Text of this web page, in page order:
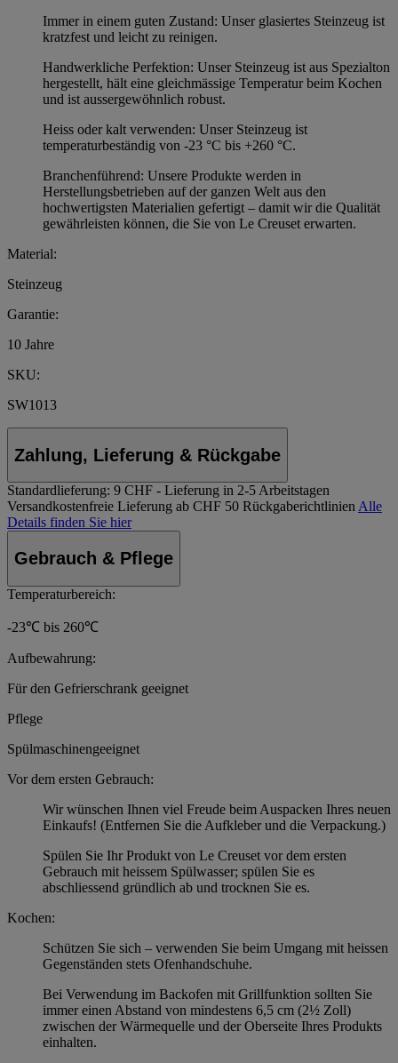
Immer in einem guten Zustand: Unser glasiertes Steinzeug ist
kratzfest und leicht zu reinigen.
Handwerkliche Perfektion: Unser Steinzeug ist aus Spezialton
hergestellt, hält eine gleichmässige Temperatur beim Kochen
und ist aussergewöhnlich robust.
Heiss oder kalt verwenden: Unser Steinzeug ist
temperaturbeständig von -23 °C bis +260 °C.
Branchenführend: Unsere Produkte werden in
Herstellungsbetrieben auf der ganzen Welt aus den
hochwertigsten Materialien gefertigt – damit wir die Qualität
gewährleisten können, die Sie von Le Creuset erwarten.
Material:
Steinzeug
Garantie:
10 Jahre
SKU:
SW1013
Zahlung, Lieferung & Rückgabe
Standardlieferung: 9 CHF - Lieferung in 2-5 Arbeitstagen
Versandkostenfreie Lieferung ab CHF 50 Rückgaberichtlinien Alle
Details finden Sie hier
Gebrauch & Pflege
Temperaturbereich:
-23℃ bis 260℃
Aufbewahrung:
Für den Gefrierschrank geeignet
Pflege
Spülmaschinengeeignet
Vor dem ersten Gebrauch:
Wir wünschen Ihnen viel Freude beim Auspacken Ihres neuen
Einkaufs! (Entfernen Sie die Aufkleber und die Verpackung.)
Spülen Sie Ihr Produkt von Le Creuset vor dem ersten
Gebrauch mit heissem Spülwasser; spülen Sie es
abschliessend gründlich ab und trocknen Sie es.
Kochen:
Schützen Sie sich – verwenden Sie beim Umgang mit heissen
Gegenständen stets Ofenhandschuhe.
Bei Verwendung im Backofen mit Grillfunktion sollten Sie
immer einen Abstand von mindestens 6,5 cm (2½ Zoll)
zwischen der Wärmequelle und der Oberseite Ihres Produkts
einhalten.